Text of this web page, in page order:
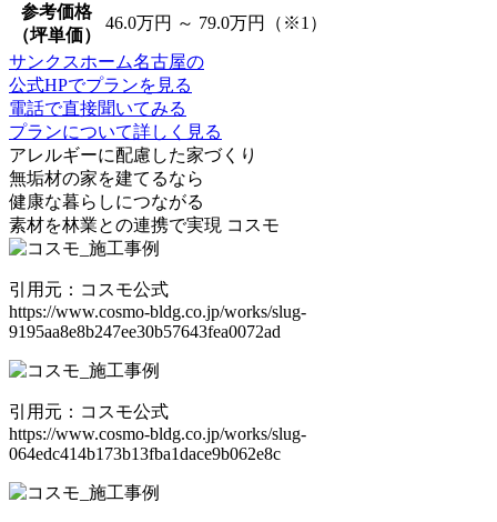
参考価格
（坪単価）
46.0万円 ～ 79.0万円（※1）
サンクスホーム名古屋の
公式HPでプランを見る
電話で直接聞いてみる
プランについて詳しく見る
アレルギーに配慮した家づくり
無垢材の家を建てるなら
健康な暮らしにつながる
素材を林業との連携で実現 コスモ
引用元：コスモ公式
https://www.cosmo-bldg.co.jp/works/slug-
9195aa8e8b247ee30b57643fea0072ad
引用元：コスモ公式
https://www.cosmo-bldg.co.jp/works/slug-
064edc414b173b13fba1dace9b062e8c